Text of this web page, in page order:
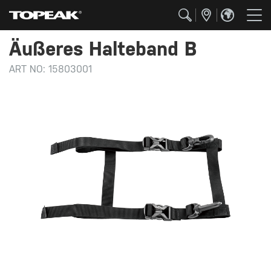
Äußeres Halteband B
ART NO: 15803001